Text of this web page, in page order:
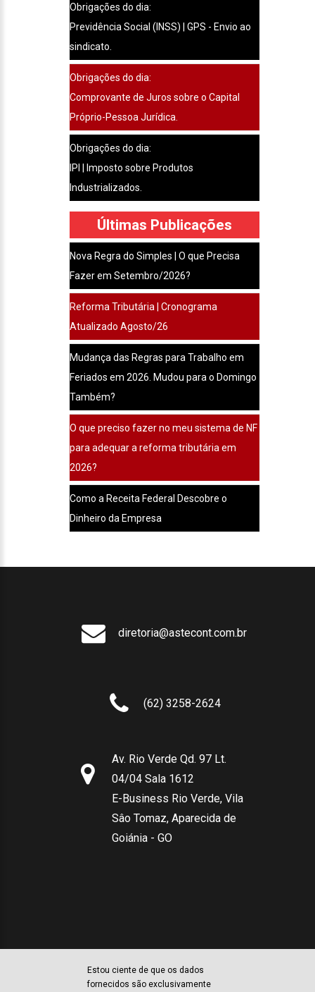
Estou ciente de que os dados
fornecidos são exclusivamente
Obrigações do dia:
Previdência Social (INSS) | GPS - Envio ao
sindicato.
Obrigações do dia:
Comprovante de Juros sobre o Capital
Próprio-Pessoa Jurídica.
Obrigações do dia:
IPI | Imposto sobre Produtos
Industrializados.
Últimas Publicações
Nova Regra do Simples | O que Precisa
Fazer em Setembro/2026?
Reforma Tributária | Cronograma
Atualizado Agosto/26
Mudança das Regras para Trabalho em
Feriados em 2026. Mudou para o Domingo
Também?
O que preciso fazer no meu sistema de NF
para adequar a reforma tributária em
2026?
Como a Receita Federal Descobre o
Dinheiro da Empresa
diretoria@astecont.com.br
(62) 3258-2624
Av. Rio Verde Qd. 97 Lt.
04/04 Sala 1612
E-Business Rio Verde, Vila
Sâo Tomaz, Aparecida de
Goiánia - GO